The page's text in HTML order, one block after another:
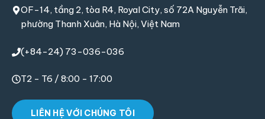
OF-14, tầng 2, tòa R4, Royal City, số 72A Nguyễn Trãi,
phường Thanh Xuân, Hà Nội, Việt Nam
(+84-24) 73-036-036
T2 - T6 / 8:00 - 17:00
LIÊN HỆ VỚI CHÚNG TÔI